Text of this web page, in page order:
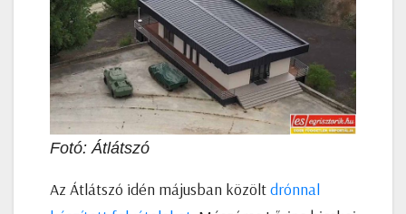
Fotó: Átlátszó
Az Átlátszó idén májusban közöltdrónnal